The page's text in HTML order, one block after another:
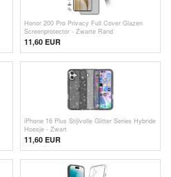
Honor 200 Pro Privacy Full Cover Glazen
Screenprotector - Zwarte Rand
11,60 EUR
iPhone 16 Plus Stijlvolle Glitter Series Hybride
Hoesje - Zwart
11,60 EUR